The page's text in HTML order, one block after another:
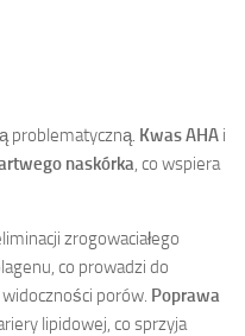
problematyczną. Kwas AHA i
naskórka, co wspiera
zrogowaciałego
co prowadzi do
porów. Poprawa
lipidowej, co sprzyja